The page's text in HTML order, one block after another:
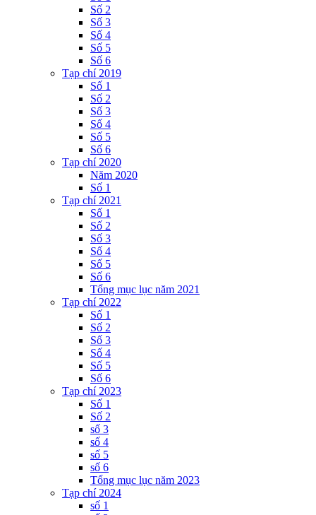
Số 2
Số 3
Số 4
Số 5
Số 6
Tạp chí 2019
Số 1
Số 2
Số 3
Số 4
Số 5
Số 6
Tạp chí 2020
Năm 2020
Số 1
Tạp chí 2021
Số 1
Số 2
Số 3
Số 4
Số 5
Số 6
Tổng mục lục năm 2021
Tạp chí 2022
Số 1
Số 2
Số 3
Số 4
Số 5
Số 6
Tạp chí 2023
Số 1
Số 2
số 3
số 4
số 5
số 6
Tổng mục lục năm 2023
Tạp chí 2024
số 1